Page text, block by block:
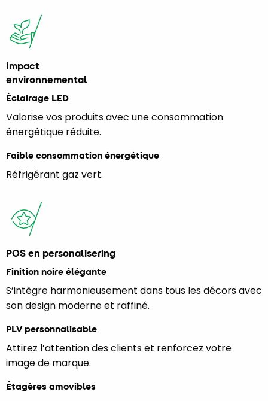
Impact
environnemental
Éclairage LED
Valorise vos produits avec une consommation
énergétique réduite.
Faible consommation énergétique
Réfrigérant gaz vert.
POS en personalisering
Finition noire élégante
S’intègre harmonieusement dans tous les décors avec
son design moderne et raffiné.
PLV personnalisable
Attirez l’attention des clients et renforcez votre
image de marque.
Étagères amovibles